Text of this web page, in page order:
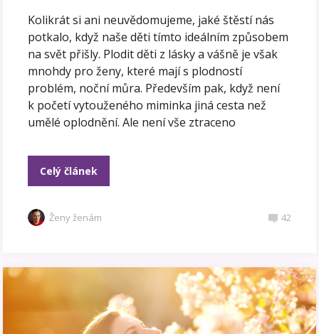
Kolikrát si ani neuvědomujeme, jaké štěstí nás
potkalo, když naše děti tímto ideálním způsobem
na svět přišly. Plodit děti z lásky a vášně je však
mnohdy pro ženy, které mají s plodností
problém, noční můra. Především pak, když není
k početí vytouženého miminka jiná cesta než
umělé oplodnění. Ale není vše ztraceno
Celý článek
Ženy ženám 42